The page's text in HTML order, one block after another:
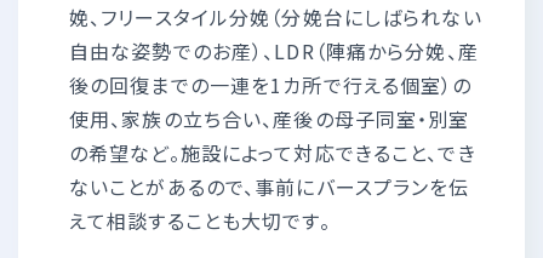
娩、フリースタイル分娩（分娩台にしばられない
自由な姿勢でのお産）、LDR（陣痛から分娩、産
後の回復までの一連を1カ所で行える個室）の
使用、家族の立ち合い、産後の母子同室・別室
の希望など。施設によって対応できること、でき
ないことがあるので、事前にバースプランを伝
えて相談することも大切です。